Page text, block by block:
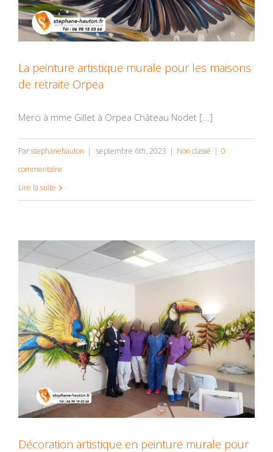
La peinture artistique murale pour les maisons
de retraite Orpea
Merci à mme Gillet à Orpea Château Nodet [...]
Parstephanehauton | septembre 6th, 2023 | Non classé | 0
commentaire
Lire la suite
Décoration artistique en peinture murale pour